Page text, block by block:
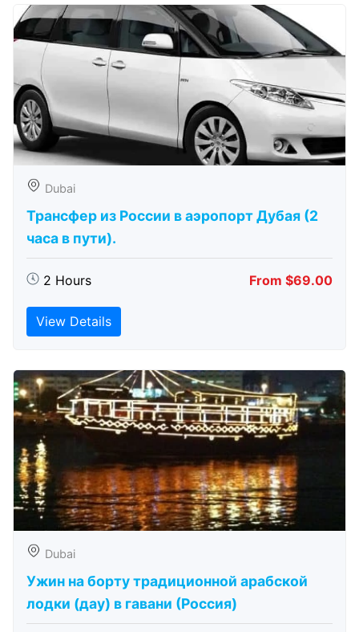
Dubai
Трансфер из России в аэропорт Дубая (2
часа в пути).
2 Hours From $69.00
View Details
Dubai
Ужин на борту традиционной арабской
лодки (дау) в гавани (Россия)